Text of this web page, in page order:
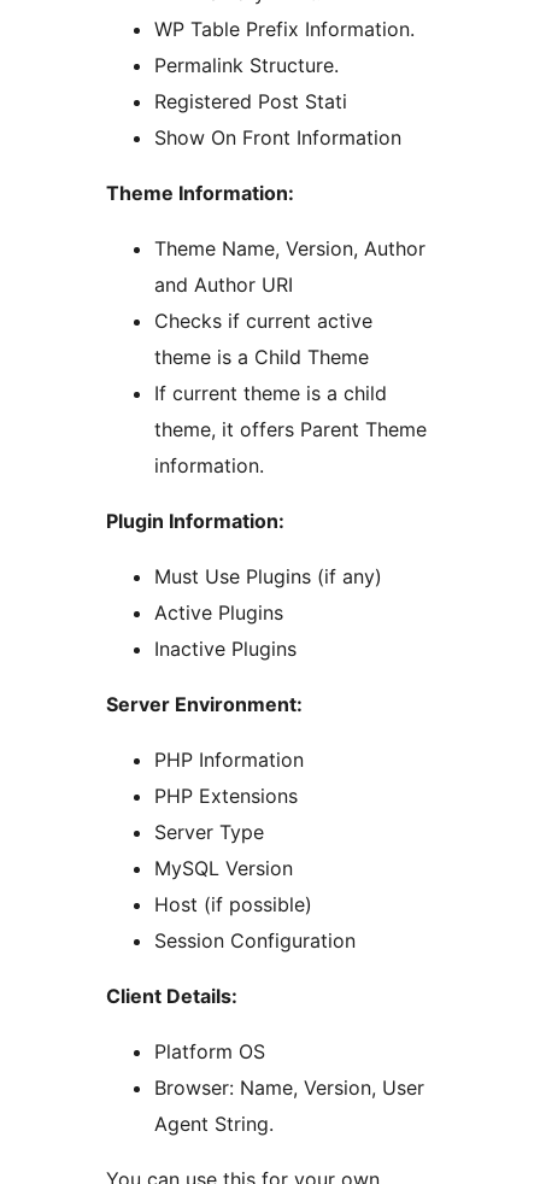
WP Table Prefix Information.
Permalink Structure.
Registered Post Stati
Show On Front Information
Theme Information:
Theme Name, Version, Author
and Author URI
Checks if current active
theme is a Child Theme
If current theme is a child
theme, it offers Parent Theme
information.
Plugin Information:
Must Use Plugins (if any)
Active Plugins
Inactive Plugins
Server Environment:
PHP Information
PHP Extensions
Server Type
MySQL Version
Host (if possible)
Session Configuration
Client Details:
Platform OS
Browser: Name, Version, User
Agent String.
You can use this for your own